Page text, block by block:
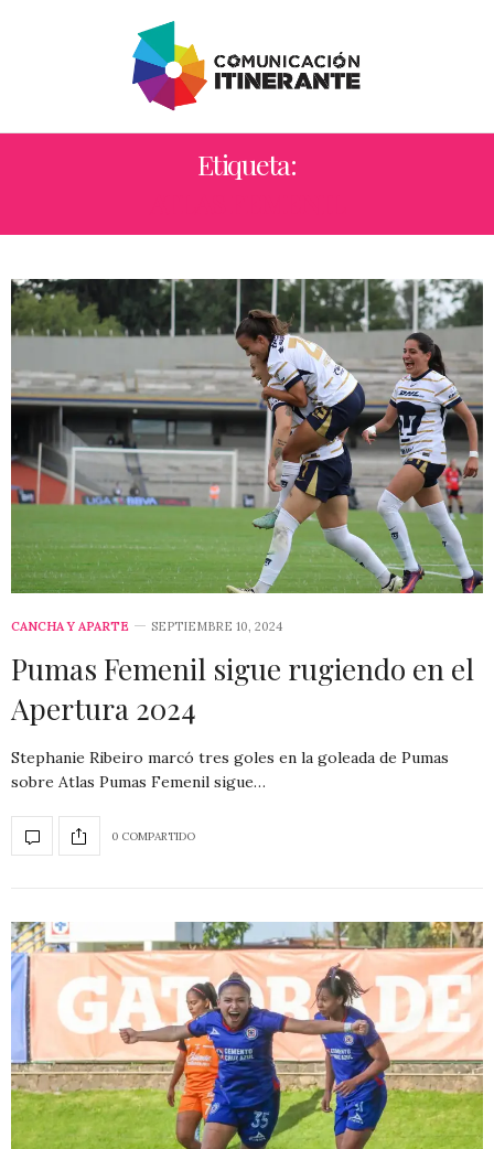
Etiqueta:
CANCHA Y APARTE SEPTIEMBRE 10, 2024
Pumas Femenil sigue rugiendo en el
Apertura 2024
Stephanie Ribeiro marcó tres goles en la goleada de Pumas
sobre Atlas Pumas Femenil sigue…
0 COMPARTIDO